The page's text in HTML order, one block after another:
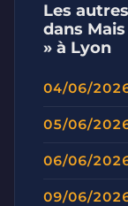
Les
dans
» à Lyon
04/06/
05/06/
06/06/
09/06/